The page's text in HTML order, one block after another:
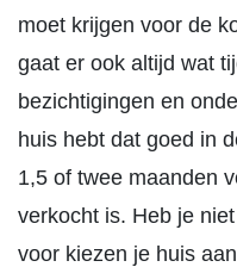
moet krijgen voor de
gaat er ook altijd wat
bezichtigingen en
huis hebt dat goed in
1,5 of twee maanden
verkocht is. Heb je
voor kiezen je huis